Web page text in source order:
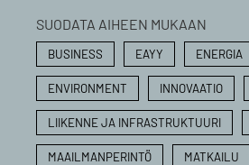
SUODATA AIHEEN MUKAAN
BUSINESS EAYY ENERGIA
ENVIRONMENT INNOVAATIO
LIIKENNE JA INFRASTRUKTUURI
MAAILMANPERINTÖ MATKAILU